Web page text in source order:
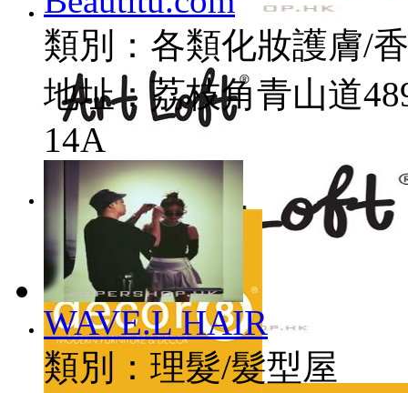
Buy 3 Baby 童裝及嬰兒用品代購
藝樂創意藝術中心
類別： 各類化妝護膚/
地址：荔枝角青山道
14A
WAVE.L HAIR
類別： 理髮/髮型屋